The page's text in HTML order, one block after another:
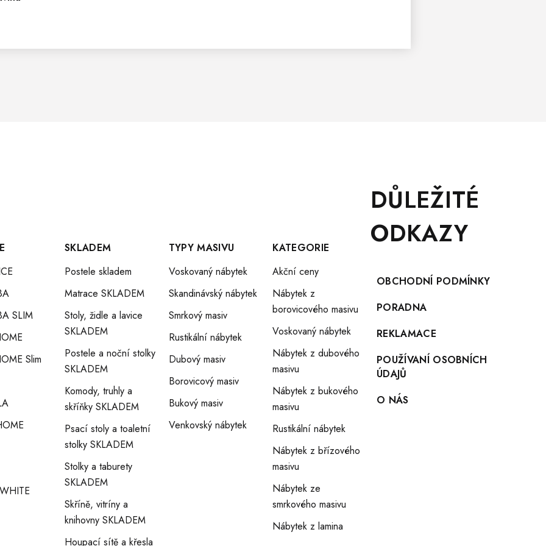
SLIM
Slim
SKLADEM
Postele skladem
Matrace SKLADEM
Stoly, židle a lavice
SKLADEM
Postele a noční stolky
SKLADEM
Komody, truhly a
skříňky SKLADEM
Psací stoly a toaletní
stolky SKLADEM
Stolky a taburety
SKLADEM
Skříně, vitríny a
knihovny SKLADEM
Houpací sítě a křesla
TYPY MASIVU
Voskovaný nábytek
Skandinávský nábytek
Smrkový masiv
Rustikální nábytek
Dubový masiv
Borovicový masiv
Bukový masiv
Venkovský nábytek
KATEGORIE
Akční ceny
Nábytek z
borovicového masivu
Voskovaný nábytek
Nábytek z dubového
masivu
Nábytek z bukového
masivu
Rustikální nábytek
Nábytek z břízového
masivu
Nábytek ze
smrkového masivu
Nábytek z lamina
DŮLEŽITÉ
ODKAZY
OBCHODNÍ PODMÍNKY
PORADNA
REKLAMACE
POUŽÍVANÍ OSOBNÍCH
ÚDAJŮ
O NÁS